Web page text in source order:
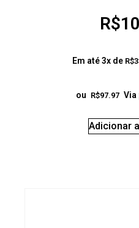
R$
Em até 3x de R$
ou R$97.97 Via
Adicionar